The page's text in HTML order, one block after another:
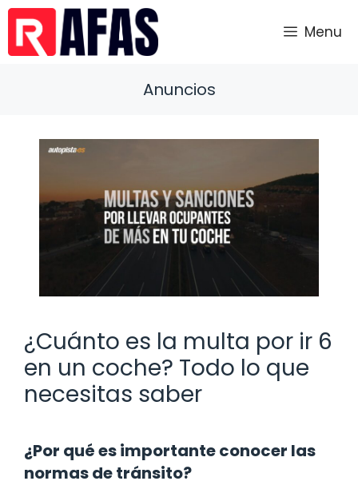
Saltar
contenido
Menu
Anuncios
¿Cuánto es la multa por ir 6
en un coche? Todo lo que
necesitas saber
¿Por qué es importante conocer las
normas de tránsito?